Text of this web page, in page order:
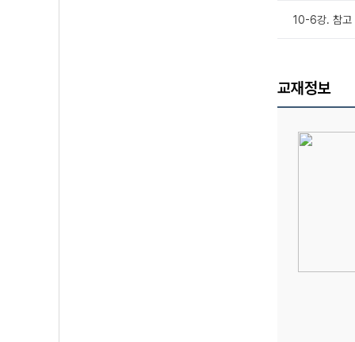
10-6강. 참고
교재정보